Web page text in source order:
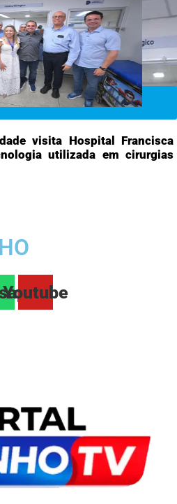
visita Hospital Francisca
utilizada em cirurgias
Youtube